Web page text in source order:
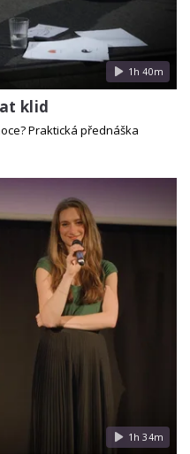
1h 40m
klid
Praktická přednáška
1h 34m